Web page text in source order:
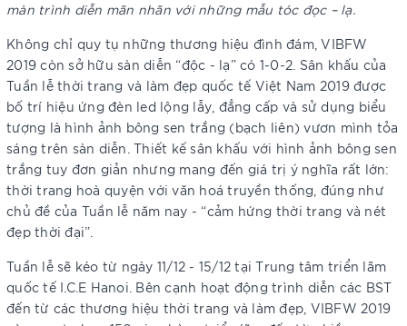
màn trình diễn mãn nhãn với những mẫu tóc đọc – lạ.
Không chỉ quy tụ những thương hiệu đình đám, VIBFW
2019 còn sở hữu sàn diễn “độc - lạ” có 1-0-2. Sân khấu của
Tuần lễ thời trang và làm đẹp quốc tế Việt Nam 2019 được
bố trí hiệu ứng đèn led lộng lẫy, đẳng cấp và sử dụng biểu
tượng là hình ảnh bông sen trắng (bạch liên) vươn mình tỏa
sáng trên sàn diễn. Thiết kế sân khấu với hình ảnh bông sen
trắng tuy đơn giản nhưng mang đến giá trị ý nghĩa rất lớn:
thời trang hoà quyện với văn hoá truyền thống, đúng như
chủ đề của Tuần lễ năm nay - “cảm hứng thời trang và nét
đẹp thời đại”.
Tuần lễ sẽ kéo từ ngày 11/12 - 15/12 tại Trung tâm triển lãm
quốc tế I.C.E Hanoi. Bên cạnh hoạt động trình diễn các BST
đến từ các thương hiệu thời trang và làm đẹp, VIBFW 2019